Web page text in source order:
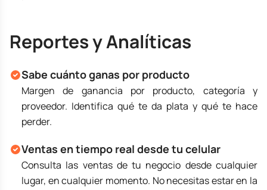
Reportes y Analíticas
Sabe cuánto ganas por producto
Margen de ganancia por producto, categoría y
proveedor. Identifica qué te da plata y qué te hace
perder.
Ventas en tiempo real desde tu celular
Consulta las ventas de tu negocio desde cualquier
lugar, en cualquier momento. No necesitas estar en la